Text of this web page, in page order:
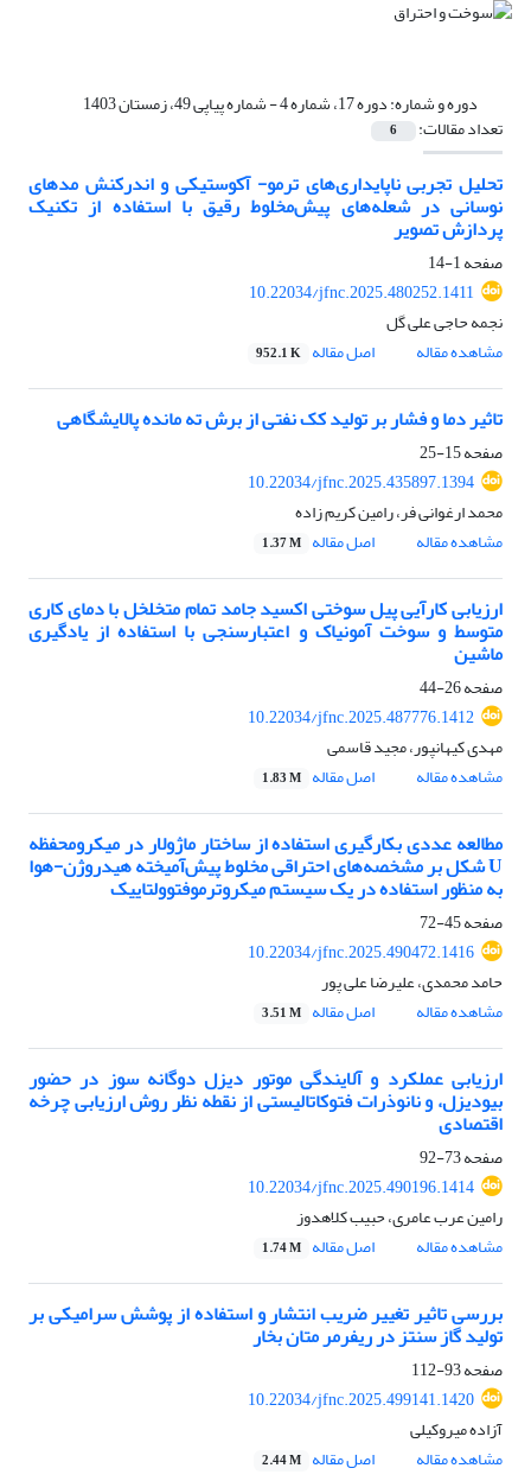
دوره و شماره:دوره 17، شماره 4 - شماره پیاپی 49، زمستان 1403
تعداد مقالات: 6
تحلیل تجربی ناپایداری‌های ترمو- آکوستیکی و اندرکنش مدهای
نوسانی در شعله‌های پیش‌مخلوط رقیق با استفاده از تکنیک
پردازش تصویر
صفحه1-14
10.22034/jfnc.2025.480252.1411
نجمه حاجی علی گل
مشاهده مقاله
اصل مقاله 952.1 K
تاثیر دما و فشار بر تولید کک نفتی از برش ته مانده پالایشگاهی
صفحه15-25
10.22034/jfnc.2025.435897.1394
محمد ارغوانی فر، رامین کریم زاده
مشاهده مقاله
اصل مقاله 1.37 M
ارزیابی کارآیی پیل سوختی اکسید جامد تمام متخلخل با دمای کاری
متوسط و سوخت آمونیاک و اعتبارسنجی با استفاده از یادگیری
ماشین
صفحه26-44
10.22034/jfnc.2025.487776.1412
مهدی کیهانپور، مجید قاسمی
مشاهده مقاله
اصل مقاله 1.83 M
مطالعه عددی بکارگیری استفاده از ساختار ماژولار در میکرومحفظه
U شکل بر مشخصه‌های احتراقی مخلوط پیش‌آمیخته هیدروژن-هوا
به منظور استفاده در یک سیستم میکروترموفتوولتاییک
صفحه45-72
10.22034/jfnc.2025.490472.1416
حامد محمدی، علیرضا علی پور
مشاهده مقاله
اصل مقاله 3.51 M
ارزیابی عملکرد و آلایندگی موتور دیزل دوگانه سوز در حضور
بیودیزل، و نانوذرات فتوکاتالیستی از نقطه نظر روش ارزیابی چرخه
اقتصادی
صفحه73-92
10.22034/jfnc.2025.490196.1414
رامین عرب عامری، حبیب کلاهدوز
مشاهده مقاله
اصل مقاله 1.74 M
بررسی تاثیر تغییر ضریب انتشار و استفاده از پوشش سرامیکی بر
تولید گاز سنتز در ریفرمر متان بخار
صفحه93-112
10.22034/jfnc.2025.499141.1420
آزاده میروکیلی
مشاهده مقاله
اصل مقاله 2.44 M